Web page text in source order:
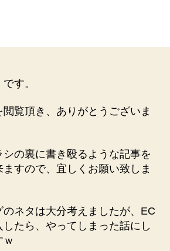
す。
覧頂き、ありがとうございま
の裏に書き殴るような記事を
すので、宜しくお願い致しま
ネタは大分考えましたが、EC
たら、やってしまった話にし
ｗ